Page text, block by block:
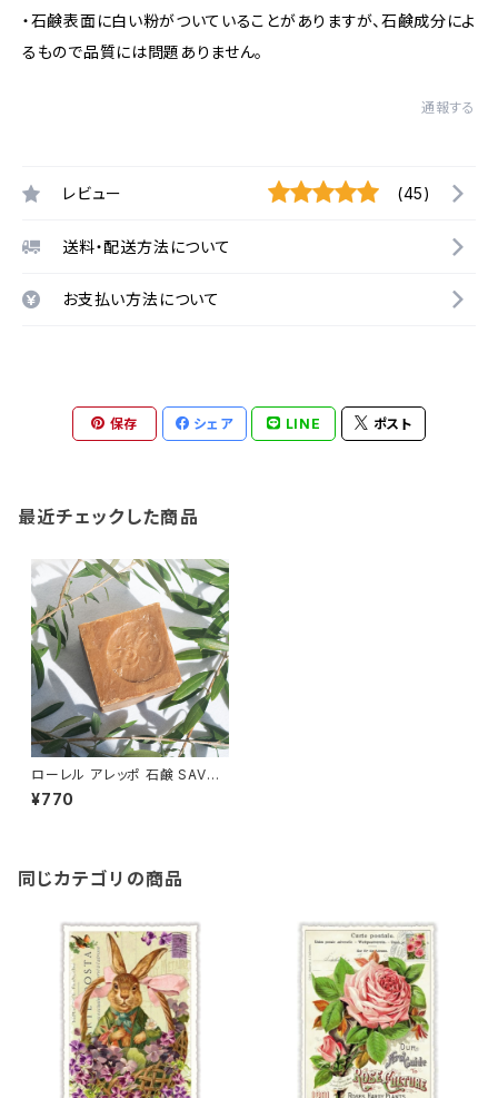
・石鹸表面に白い粉がついていることがありますが、石鹸成分によ
るもので品質には問題ありません。
通報する
レビュー (45)
送料・配送方法について
お支払い方法について
保存 シェア LINE ポスト
最近チェックした商品
ローレル アレッポ 石鹸 SAVO
N DE ALEPPO From Syria ア
レッポ産石鹸 アラブの宝石 エメ
¥770
同じカテゴリの商品